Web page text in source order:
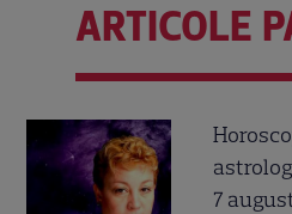
ARTICOLE
7